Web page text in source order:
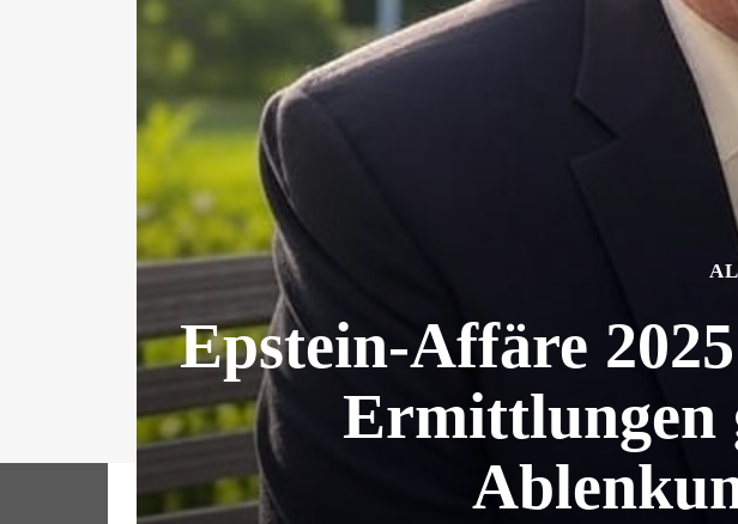
Epstein-Affäre
Ermittlungen